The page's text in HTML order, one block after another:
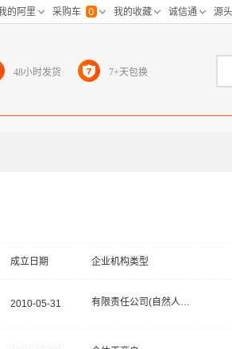
48小时发货 7+天包换
成立日期 企业机构类型
2010-05-31 有限责任公司(自然人投资或控股)